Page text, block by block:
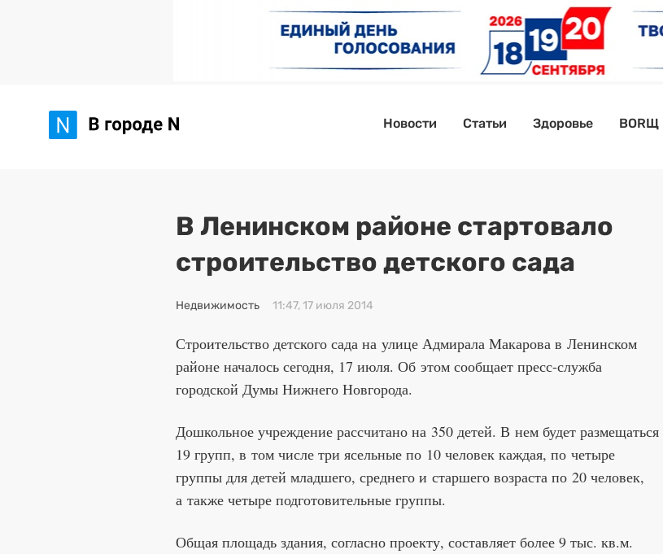
Новости Статьи Здоровье BORЩ
В Ленинском районе стартовало
строительство детского сада
Недвижимость 11:47, 17 июля 2014
Строительство детского сада на улице Адмирала Макарова в Ленинском
районе началось сегодня, 17 июля. Об этом сообщает пресс-служба
городской Думы Нижнего Новгорода.
Дошкольное учреждение рассчитано на 350 детей. В нем будет размещаться
19 групп, в том числе три ясельные по 10 человек каждая, по четыре
группы для детей младшего, среднего и старшего возраста по 20 человек,
а также четыре подготовительные группы.
Общая площадь здания, согласно проекту, составляет более 9 тыс. кв.м.